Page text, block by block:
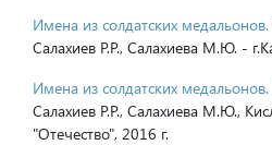
Имена из солдатских медальонов.
Салахиев Р.Р., Салахиева М.Ю. -
Имена из солдатских медальонов.
Салахиев Р.Р., Салахиева М.Ю.,
"Отечество", 2016 г.